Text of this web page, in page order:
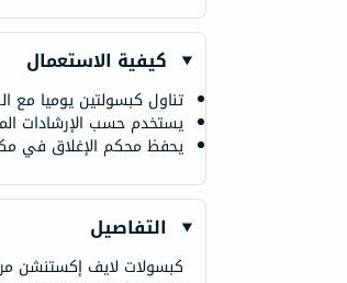
كيفية الاستعمال
تناول كبسولتين يوميا مع
يستخدم حسب الإرشادات
يحفظ محكم الإغلاق في
التفاصيل
كبسولات لايف إكستنشن